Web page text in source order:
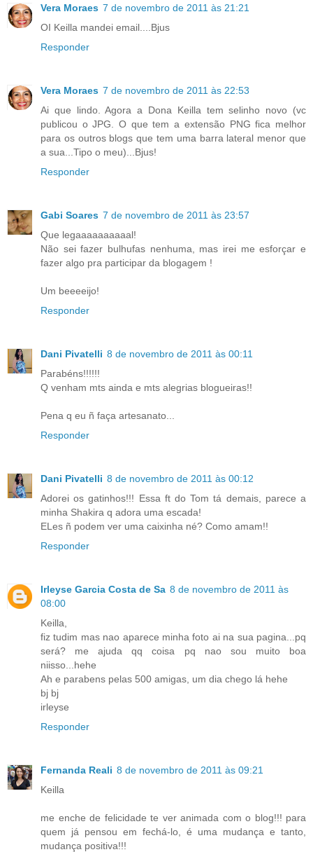
Vera Moraes 7 de novembro de 2011 às 21:21
OI Keilla mandei email....Bjus
Responder
Vera Moraes 7 de novembro de 2011 às 22:53
Ai que lindo. Agora a Dona Keilla tem selinho novo (vc
publicou o JPG. O que tem a extensão PNG fica melhor
para os outros blogs que tem uma barra lateral menor que
a sua...Tipo o meu)...Bjus!
Responder
Gabi Soares 7 de novembro de 2011 às 23:57
Que legaaaaaaaaaal!
Não sei fazer bulhufas nenhuma, mas irei me esforçar e
fazer algo pra participar da blogagem !
Um beeeeijo!
Responder
Dani Pivatelli 8 de novembro de 2011 às 00:11
Parabéns!!!!!!
Q venham mts ainda e mts alegrias blogueiras!!
Pena q eu ñ faça artesanato...
Responder
Dani Pivatelli 8 de novembro de 2011 às 00:12
Adorei os gatinhos!!! Essa ft do Tom tá demais, parece a
minha Shakira q adora uma escada!
ELes ñ podem ver uma caixinha né? Como amam!!
Responder
Irleyse Garcia Costa de Sa 8 de novembro de 2011 às
08:00
Keilla,
fiz tudim mas nao aparece minha foto ai na sua pagina...pq
será? me ajuda qq coisa pq nao sou muito boa
niisso...hehe
Ah e parabens pelas 500 amigas, um dia chego lá hehe
bj bj
irleyse
Responder
Fernanda Reali 8 de novembro de 2011 às 09:21
Keilla
me enche de felicidade te ver animada com o blog!!! para
quem já pensou em fechá-lo, é uma mudança e tanto,
mudança positiva!!!